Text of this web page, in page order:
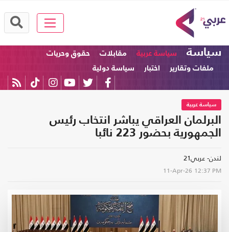
سياسة سياسة عربية مقابلات
حقوق وحريات
ملفات وتقارير
اختبار سياسة دولية
سياسة عربية
البرلمان العراقي يباشر انتخاب رئيس
الجمهورية بحضور 223 نائبا
لندن- عربي21
11-Apr-26 12:37 PM